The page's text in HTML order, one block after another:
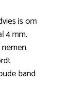
is om
4 mm.
band